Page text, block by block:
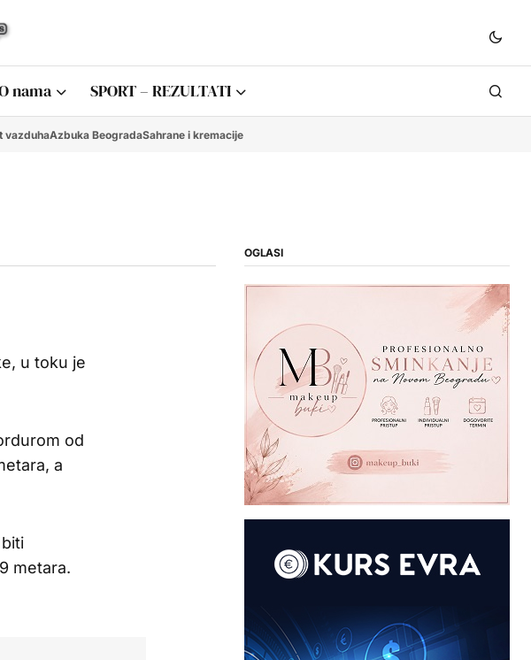
nama SPORT – REZULTATI
vazduhaAzbuka BeogradaSahrane i kremacije
u toku je
od
a
metara.
OGLASI